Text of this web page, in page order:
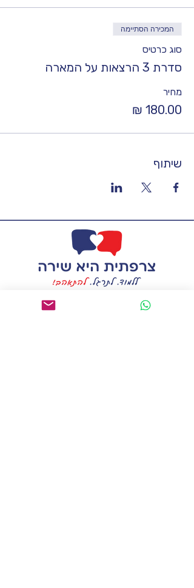
המכירה הסתיימה
סוג כרטיס
סדרת 3 הרצאות על המארה
מחיר
שיתוף
francais.kef@gmail.com
טל:
058-7228263